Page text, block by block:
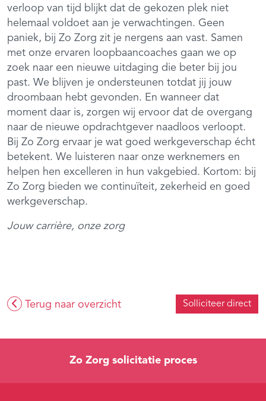
verloop van tijd blijkt dat de gekozen plek niet
helemaal voldoet aan je verwachtingen. Geen
paniek, bij Zo Zorg zit je nergens aan vast. Samen
met onze ervaren loopbaancoaches gaan we op
zoek naar een nieuwe uitdaging die beter bij jou
past. We blijven je ondersteunen totdat jij jouw
droombaan hebt gevonden. En wanneer dat
moment daar is, zorgen wij ervoor dat de overgang
naar de nieuwe opdrachtgever naadloos verloopt.
Bij Zo Zorg ervaar je wat goed werkgeverschap écht
betekent. We luisteren naar onze werknemers en
helpen hen excelleren in hun vakgebied. Kortom: bij
Zo Zorg bieden we continuïteit, zekerheid en goed
werkgeverschap.
Jouw carrière, onze zorg
Terug naar overzicht Solliciteer direct
Zo Zorg solicitatie proces